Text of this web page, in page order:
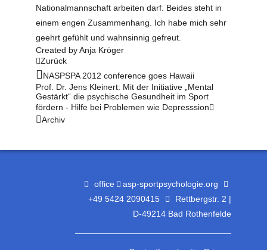
Nationalmannschaft arbeiten darf. Beides steht in
einem engen Zusammenhang. Ich habe mich sehr
geehrt gefühlt und wahnsinnig gefreut.
Created byAnja Kröger
Zurück
NASPSPA 2012 conference goes Hawaii
Prof. Dr. Jens Kleinert: Mit der Initiative „Mental
Gestärkt“ die psychische Gesundheit im Sport
fördern - Hilfe bei Problemen wie Depresssion
Archiv
office
asp-sportpsychologie.org
+49 5424 2090415
Rettbergstr. 2 |
D-49214 Bad Rothenfelde